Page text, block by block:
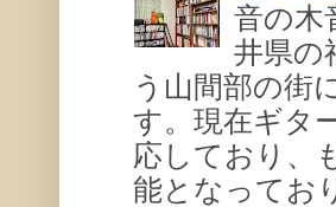
音の木
井県の
う山間部の街
す。現在ギタ
応しており、
能となってお